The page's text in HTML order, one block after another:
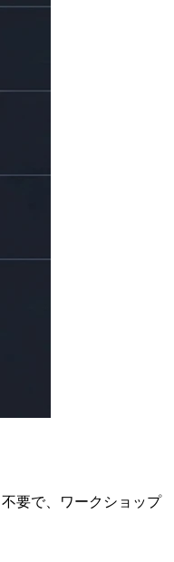
要で、ワークショップ